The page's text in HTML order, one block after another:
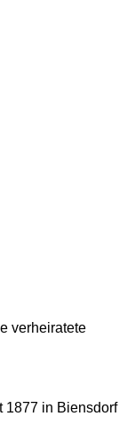
verheiratete
1877 in Biensdorf